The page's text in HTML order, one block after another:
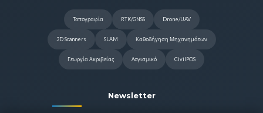
Τοπογραφία RTK/GNSS Drone/UAV
3D Scanners SLAM Καθοδήγηση Μηχανημάτων
Γεωργία Ακριβείας Λογισμικό CivilPOS
Newsletter